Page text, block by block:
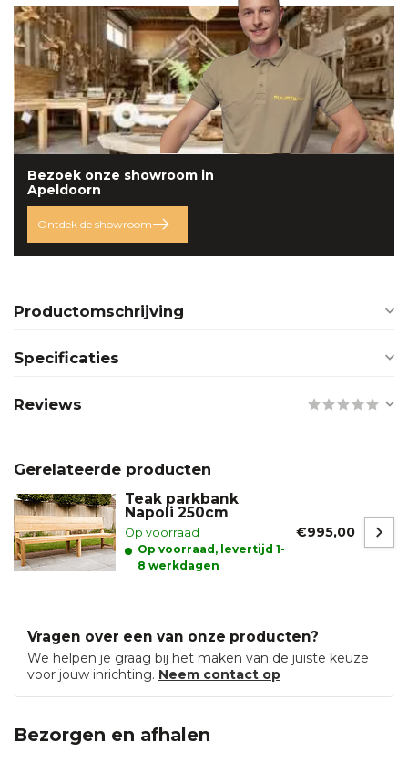
Bezoek onze showroom in
Apeldoorn
Ontdek de showroom
Productomschrijving
Specificaties
Reviews
Gerelateerde producten
Teak parkbank
Napoli 250cm
Op voorraad
Op voorraad, levertijd 1-
8 werkdagen
€995,00
Vragen over een van onze producten?
We helpen je graag bij het maken van de juiste keuze
voor jouw inrichting. Neem contact op
Bezorgen en afhalen